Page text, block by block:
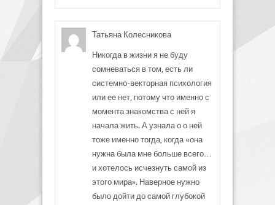
Татьяна Колесникова
Никогда в жизни я не буду
сомневаться в том, есть ли
системно-векторная психология
или ее нет, потому что именно с
момента знакомства с ней я
начала жить. А узнала о о ней
тоже именно тогда, когда «она
нужна была мне больше всего…
и хотелось исчезнуть самой из
этого мира». Наверное нужно
было дойти до самой глубокой